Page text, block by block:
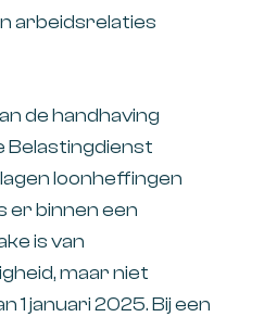
arbeidsrelaties
de handhaving
Belastingdienst
loonheffingen
er binnen een
is van
maar niet
1 januari 2025. Bij een